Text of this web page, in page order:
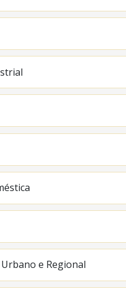
e Regional